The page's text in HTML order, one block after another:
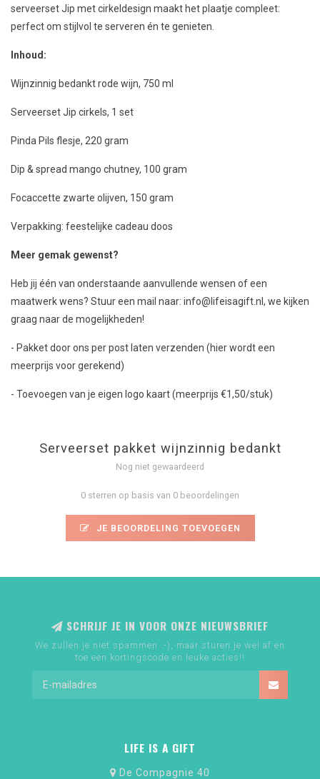
serveerset Jip met cirkeldesign maakt het plaatje compleet:
perfect om stijlvol te serveren én te genieten.
Inhoud:
Wijnzinnig bedankt rode wijn, 750 ml
Serveerset Jip cirkels, 1 set
Pinda Pils flesje, 220 gram
Dip & spread mango chutney, 100 gram
Focaccette zwarte olijven, 150 gram
Verpakking: feestelijke cadeau doos
Meer gemak gewenst?
Heb jij één van onderstaande aanvullende wensen of een
maatwerk wens? Stuur een mail naar: info@lifeisagift.nl , we kijken
graag naar de mogelijkheden!
- Pakket door ons per post laten verzenden (hier wordt een
meerprijs voor gerekend)
- Toevoegen van je eigen logo kaart (meerprijs €1,50/stuk)
Serveerset pakket wijnzinnig bedankt
Nog niet gewaardeerd
0 sterren op basis van 0 beoordelingen
JE BEOORDELING TOEVOEGEN
SCHRIJF JE IN VOOR ONZE NIEUWSBRIEF
We zullen je niet spammen :-), maar sturen je wel af en
toe een kortingscode en leuke acties!!
LIFE IS A GIFT
De Compagnie 40